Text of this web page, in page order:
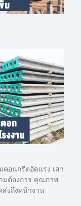
คอนกรีตอัดแรง เสา
มต้องการ คุณภาพ
ส่งถึงหน้างาน